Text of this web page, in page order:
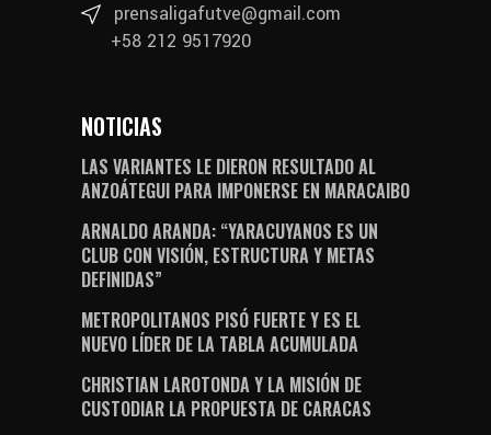
prensaligafutve@gmail.com
+58 212 9517920
NOTICIAS
LAS VARIANTES LE DIERON RESULTADO AL
ANZOÁTEGUI PARA IMPONERSE EN MARACAIBO
ARNALDO ARANDA: “YARACUYANOS ES UN
CLUB CON VISIÓN, ESTRUCTURA Y METAS
DEFINIDAS”
METROPOLITANOS PISÓ FUERTE Y ES EL
NUEVO LÍDER DE LA TABLA ACUMULADA
CHRISTIAN LAROTONDA Y LA MISIÓN DE
CUSTODIAR LA PROPUESTA DE CARACAS